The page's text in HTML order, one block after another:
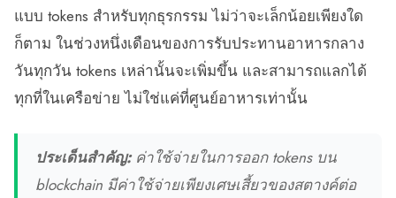
แบบ tokens สำหรับทุกธุรกรรม ไม่ว่าจะเล็กน้อยเพียงใด
ก็ตาม ในช่วงหนึ่งเดือนของการรับประทานอาหารกลาง
วันทุกวัน tokens เหล่านั้นจะเพิ่มขึ้น และสามารถแลกได้
ทุกที่ในเครือข่าย ไม่ใช่แค่ที่ศูนย์อาหารเท่านั้น
ประเด็นสำคัญ:ค่าใช้จ่ายในการออก tokens บน
blockchain มีค่าใช้จ่ายเพียงเศษเสี้ยวของสตางค์ต่อ